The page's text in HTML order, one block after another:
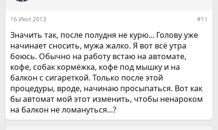
16 Июл 2013 #11
Значить так, после полудня не курю... Голову уже
начинает сносить, мужа жалко. Я вот всё утра
боюсь. Обычно на работу встаю на автомате,
кофе, собак кормёжка, кофе под мышку и на
балкон с сигареткой. Только после этой
процедуры, вроде, начинаю просыпаться. Вот как
бы автомат мой этот изменить, чтобы ненароком
на балкон не ломануться...?